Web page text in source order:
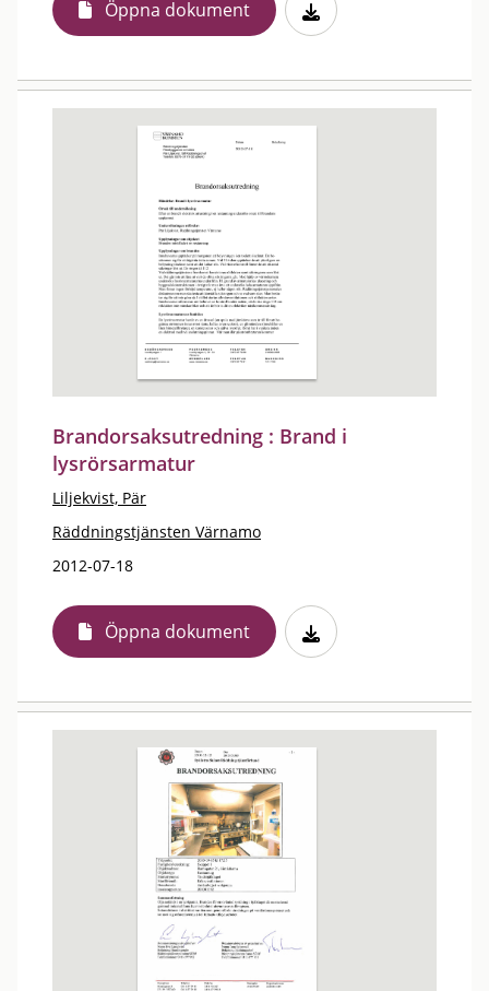
Öppna dokument
Brandorsaksutredning : Brand i
lysrörsarmatur
Liljekvist, Pär
Räddningstjänsten Värnamo
2012-07-18
Öppna dokument